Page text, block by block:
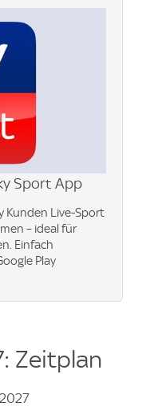
Sport App
Kunden Live-Sport
– ideal für
Einfach
Play
Zeitplan